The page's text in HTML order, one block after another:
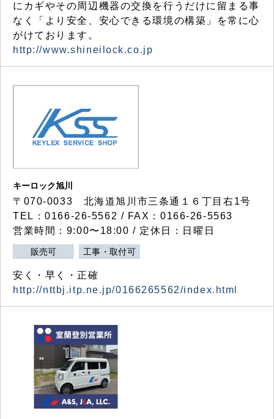
にカギやその周辺機器の交換を行うだけに留まる事
なく「より安全、安心できる環境の構築」を常に心
がけております。
http://www.shineilock.co.jp
キーロック旭川
〒070-0033 北海道旭川市三条通１６丁目右1号
TEL：0166-26-5562 / FAX：0166-26-5563
営業時間：9:00〜18:00 / 定休日：日曜日
販売可 工事・取付可
安く・早く・正確
http://nttbj.itp.ne.jp/0166265562/index.html